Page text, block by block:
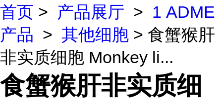
首页 > 产品展厅 > 1 ADME
产品 > 其他细胞 > 食蟹猴肝
非实质细胞 Monkey li...
食蟹猴肝非实质细